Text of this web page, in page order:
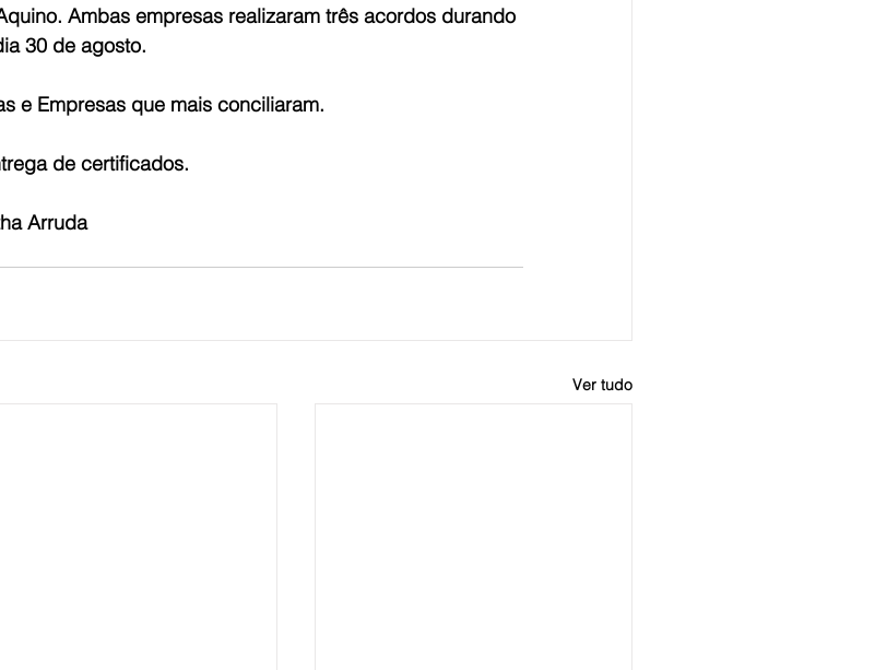
Ambas empresas realizaram três acordos durando
30 de agosto.
e Empresas que mais conciliaram.
de certificados.
Arruda
Ver tudo